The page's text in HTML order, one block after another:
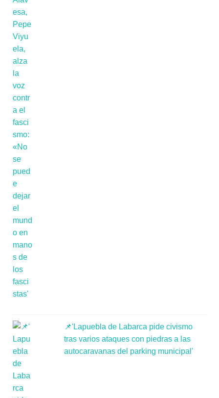
📌'Lapuebla de Labarca pide civismo
tras varios ataques con piedras a las
autocaravanas del parking municipal'